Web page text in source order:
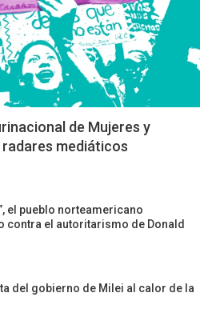
de Mujeres y
mediáticos
el pueblo norteamericano
contra el autoritarismo de Donald
del gobierno de Milei al calor de la